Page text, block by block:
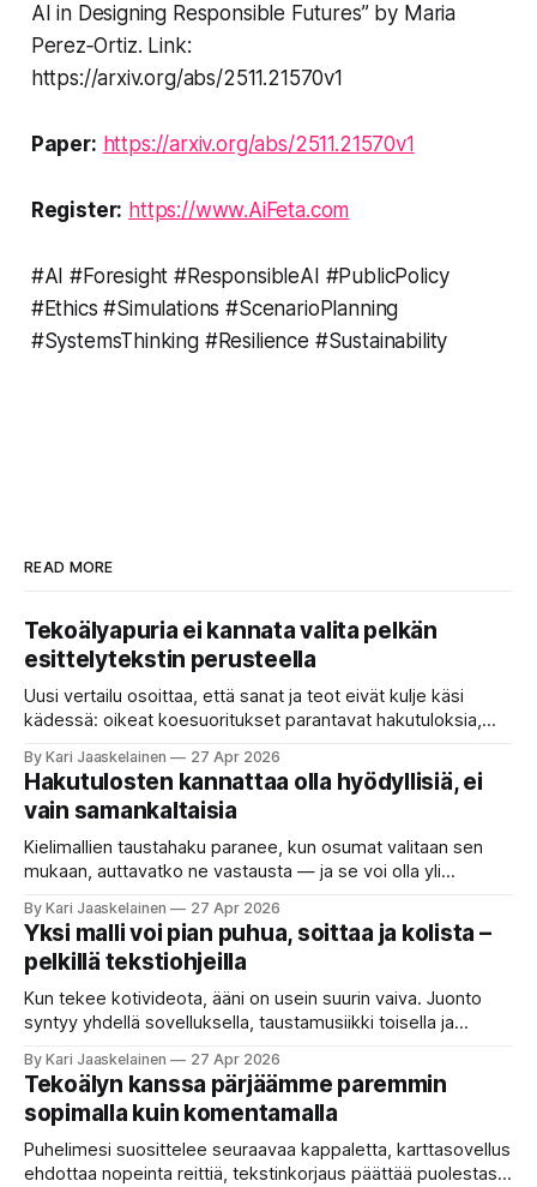
AI in Designing Responsible Futures” by Maria
Perez‑Ortiz. Link:
https://arxiv.org/abs/2511.21570v1
Paper: https://arxiv.org/abs/2511.21570v1
Register: https://www.AiFeta.com
#AI #Foresight #ResponsibleAI #PublicPolicy
#Ethics #Simulations #ScenarioPlanning
#SystemsThinking #Resilience #Sustainability
READ MORE
Tekoälyapuria ei kannata valita pelkän
esittelytekstin perusteella
Uusi vertailu osoittaa, että sanat ja teot eivät kulje käsi
kädessä: oikeat koesuoritukset parantavat hakutuloksia,
etsimässä verkosta apuria, joka hoitaisi puolestasi arjen
askareita: täyttäisi lomakkeen, järjestäisi matkasuunnitelman
tai seulisi pitkän asiakirjakasan ydinkohdat. Vastassa on
valikoima, joka muistuttaa sovelluskauppaa steroideilla.
Jokainen ”tekoälyagentti” lupaa paljon
By Kari Jaaskelainen 27 Apr 2026
Hakutulosten kannattaa olla hyödyllisiä, ei
vain samankaltaisia
Kielimallien taustahaku paranee, kun osumat valitaan sen
mukaan, auttavatko ne vastausta — ja se voi olla yli
että kysyt työpaikan chat-robotilta: “Mitä viime kuun
kokouspäiväkirjassa päätettiin etätyöpäivistä?” Robotti
selaa arkistoja ja poimii sinulle pätkän, jossa toistellaan, mitä
etätyö tarkoittaa. Teksti on aiheeltaan lähellä kysymystä,
By Kari Jaaskelainen 27 Apr 2026
Yksi malli voi pian puhua, soittaa ja kolista –
pelkillä tekstiohjeilla
Kun tekee kotivideota, ääni on usein suurin vaiva. Juonto
syntyy yhdellä sovelluksella, taustamusiikki toisella ja
erilaisia komentoja, eikä mikään niistä oikein “puhu”
toistensa kanssa. Lopputulos on pienen palapelityön tulos.
Vuosia on ajateltu, että näin tämän kuuluukin mennä. Puhe
on sanoja ja lauseita – hyvin jäsenneltyä.
By Kari Jaaskelainen 27 Apr 2026
Tekoälyn kanssa pärjäämme paremmin
sopimalla kuin komentamalla
Puhelimesi suosittelee seuraavaa kappaletta, karttasovellus
ehdottaa nopeinta reittiä, tekstinkorjaus päättää puolestasi,